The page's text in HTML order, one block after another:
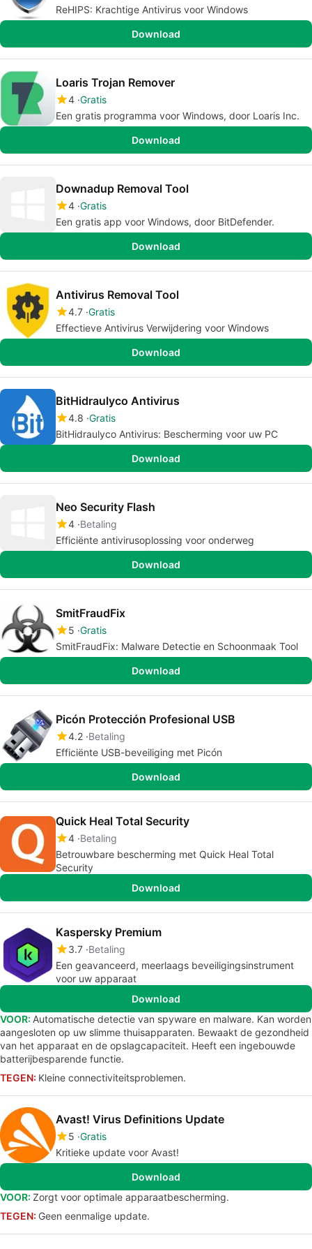
ReHIPS: Krachtige Antivirus voor Windows
Download
Loaris Trojan Remover
4 Gratis
Een gratis programma voor Windows, door Loaris Inc.
Download
Downadup Removal Tool
4 Gratis
Een gratis app voor Windows, door BitDefender.
Download
Antivirus Removal Tool
4.7 Gratis
Effectieve Antivirus Verwijdering voor Windows
Download
BitHidraulyco Antivirus
4.8 Gratis
BitHidraulyco Antivirus: Bescherming voor uw PC
Download
Neo Security Flash
4 Betaling
Efficiënte antivirusoplossing voor onderweg
Download
SmitFraudFix
5 Gratis
SmitFraudFix: Malware Detectie en Schoonmaak Tool
Download
Picón Protección Profesional USB
4.2 Betaling
Efficiënte USB-beveiliging met Picón
Download
Quick Heal Total Security
4 Betaling
Betrouwbare bescherming met Quick Heal Total
Security
Download
Kaspersky Premium
3.7 Betaling
Een geavanceerd, meerlaags beveiligingsinstrument
voor uw apparaat
Download
VOOR: Automatische detectie van spyware en malware. Kan worden
aangesloten op uw slimme thuisapparaten. Bewaakt de gezondheid
van het apparaat en de opslagcapaciteit. Heeft een ingebouwde
batterijbesparende functie.
TEGEN: Kleine connectiviteitsproblemen.
Avast! Virus Definitions Update
5 Gratis
Kritieke update voor Avast!
Download
VOOR: Zorgt voor optimale apparaatbescherming.
TEGEN: Geen eenmalige update.